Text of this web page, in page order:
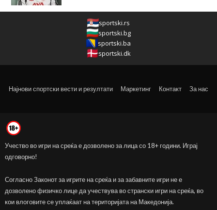
sportski.rs
sportski.bg
sportski.ba
sportski.dk
Најнови спортски вести и резултати Маркетинг Контакт За нас
Учество во игри на среќа е дозволено за лица со 18+ години. Играј
одговорно!
Согласно Законот за игрите на среќа и за забавните игри не е
дозволено физичко лице да учествува во странски игри на среќа, во
кои влоговите се уплаќаат на територијата на Македонија.